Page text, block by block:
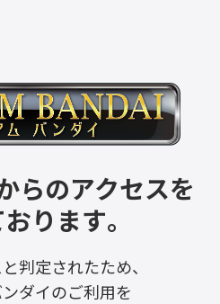
らのアクセスを
ります。
判定されたため、
ダイのご利用を